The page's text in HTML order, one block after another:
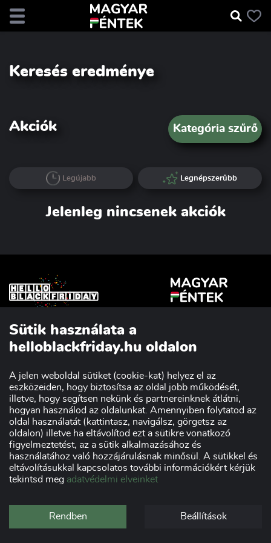
Keresés eredménye
Akciók Kategória szűrő
Legújabb Legnépszerűbb
Jelenleg nincsenek akciók
Sütik használata a
helloblackfriday.hu oldalon
A jelen weboldal sütiket (cookie-kat) helyez el az
eszközeiden, hogy biztosítsa az oldal jobb működését,
illetve, hogy segítsen nekünk és partnereinknek átlátni,
hogyan használod az oldalunkat. Amennyiben folytatod az
oldal használatát (kattintasz, navigálsz, görgetsz az
oldalon) illetve ha eltávolítod ezt a sütikre vonatkozó
figyelmeztetést, az a sütik alkalmazásához és
használatához való hozzájárulásnak minősül. A sütikkel és
eltávolításukkal kapcsolatos további információkért kérjük
tekintsd meg adatvédelmi elveinket
Rendben Beállítások
Szakmai partnerünk:
Impresszum
Kereskedőknek
Adatvédelmi nyilatkozat
Szponzorok